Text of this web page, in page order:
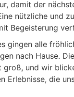
damit der
nützliche und
Begeisterung
gingen alle
nach Hause.
groß, und wir
Erlebnisse, die